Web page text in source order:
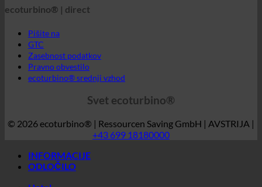
Svet ecoturbino®
© 2026 ecoturbino® | Ressourcen Saving GmbH | AVSTRIJA |
INFORMACIJE
ODLOČILO
Kampi
Medicinska stran
Športni center
Industrija